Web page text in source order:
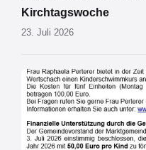
Kirchtagswoche
23. Juli 2026
Schwimmkurs
2026.jpg